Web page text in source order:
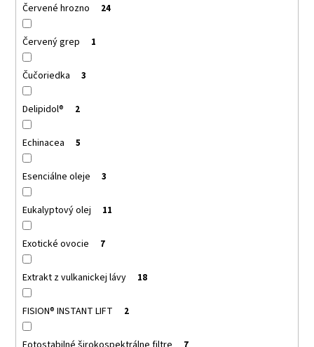
Červené hrozno 24
Červený grep 1
Čučoriedka 3
Delipidol® 2
Echinacea 5
Esenciálne oleje 3
Eukalyptový olej 11
Exotické ovocie 7
Extrakt z vulkanickej lávy 18
FISION® INSTANT LIFT 2